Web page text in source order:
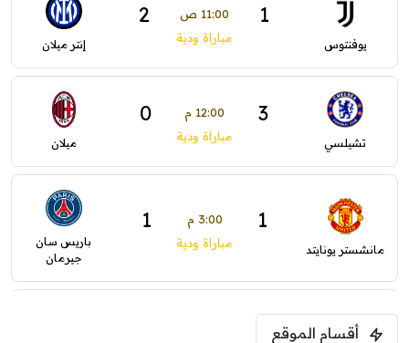
يوفنتوس
1 11:00 ص 2
مباراة ودية إنتر ميلان
تشيلسي
3 12:00 م 0
مباراة ودية ميلان
مانشستر يونايتد
1 3:00 م 1
مباراة ودية
باريس سان
جيرمان
أقسام الموقع